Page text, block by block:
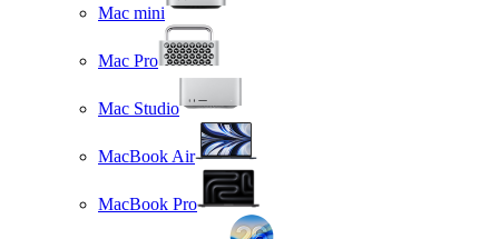
Mac mini
Mac Pro
Mac Studio
MacBook Air
MacBook Pro